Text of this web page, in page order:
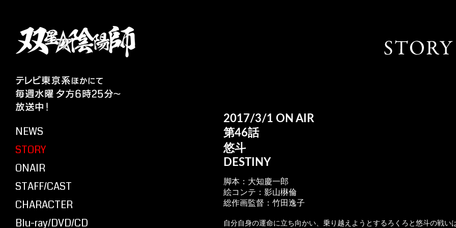
NEWS
STORY
ONAIR
STAFF/CAST
CHARACTER
Blu-ray/DVD/CD
2017/3/1 ON AIR
第46話
悠斗
DESTINY
脚本：大知慶一郎
絵コンテ：影山楙倫
総作画監督：竹田逸子
自分自身の運命に立ち向かい、乗り越えようとするろくろと悠斗の戦い